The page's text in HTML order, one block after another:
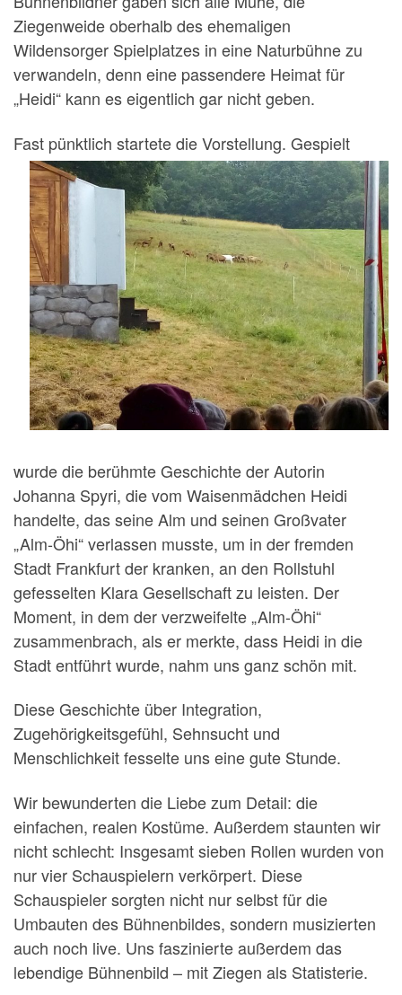
Ziegenweide oberhalb des ehemaligen
Wildensorger Spielplatzes in eine Naturbühne zu
verwandeln, denn eine passendere Heimat für
„Heidi“ kann es eigentlich gar nicht geben.
Fast pünktlich startete die Vorstellung. Gespielt
wurde die berühmte Geschichte der Autorin
Johanna Spyri, die vom Waisenmädchen Heidi
handelte, das seine Alm und seinen Großvater
„Alm-Öhi“ verlassen musste, um in der fremden
Stadt Frankfurt der kranken, an den Rollstuhl
gefesselten Klara Gesellschaft zu leisten. Der
Moment, in dem der verzweifelte „Alm-Öhi“
zusammenbrach, als er merkte, dass Heidi in die
Stadt entführt wurde, nahm uns ganz schön mit.
Diese Geschichte über Integration,
Zugehörigkeitsgefühl, Sehnsucht und
Menschlichkeit fesselte uns eine gute Stunde.
Wir bewunderten die Liebe zum Detail: die
einfachen, realen Kostüme. Außerdem staunten wir
nicht schlecht: Insgesamt sieben Rollen wurden von
nur vier Schauspielern verkörpert. Diese
Schauspieler sorgten nicht nur selbst für die
Umbauten des Bühnenbildes, sondern musizierten
auch noch live. Uns faszinierte außerdem das
lebendige Bühnenbild – mit Ziegen als Statisterie.